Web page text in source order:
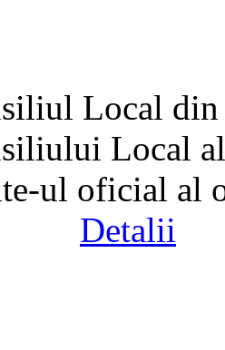
Local
Local
ul oficial al
Detalii